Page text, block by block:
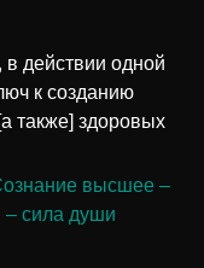
в действии одной
к созданию
также] здоровых
высшее –
– сила души